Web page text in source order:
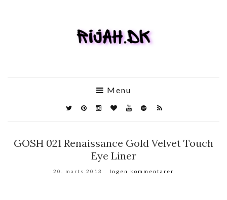
Menu
GOSH 021 Renaissance Gold Velvet Touch
Eye Liner
20. marts 2013 Ingen kommentarer